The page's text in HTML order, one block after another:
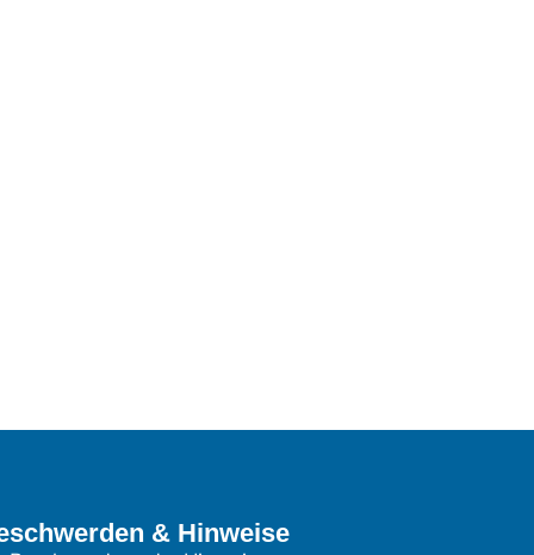
& Hinweise